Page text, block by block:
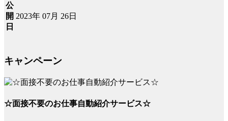
公
開
日
2023年 07月 26日
キャンペーン
☆面接不要のお仕事自動紹介サービス☆